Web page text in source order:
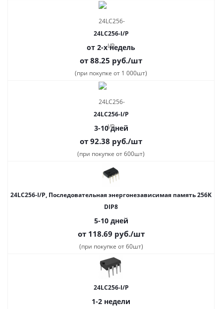
24LC256-I/P
от 2-х недель
от 88.25 руб./шт
(при покупке от 1 000шт)
24LC256-I/P
3-10 дней
от 92.38 руб./шт
(при покупке от 600шт)
24LC256-I/P, Последовательная энергонезависимая память 256K
DIP8
5-10 дней
от 118.69 руб./шт
(при покупке от 60шт)
24LC256-I/P
1-2 недели